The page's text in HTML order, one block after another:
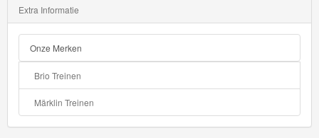
Extra Informatie
Onze Merken
Brio Treinen
Märklin Treinen